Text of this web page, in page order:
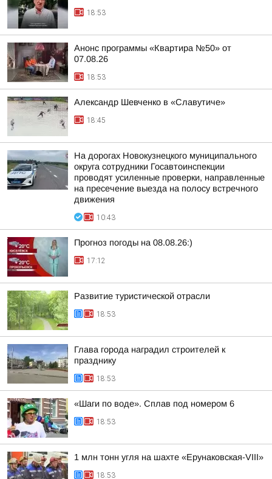
18:53
Анонс программы «Квартира №50» от
07.08.26
18:53
Александр Шевченко в «Славутиче»
18:45
На дорогах Новокузнецкого муниципального
округа сотрудники Госавтоинспекции
проводят усиленные проверки, направленные
на пресечение выезда на полосу встречного
движения
10:43
Прогноз погоды на 08.08.26:)
17:12
Развитие туристической отрасли
18:53
Глава города наградил строителей к
празднику
18:53
«Шаги по воде». Сплав под номером 6
18:53
1 млн тонн угля на шахте «Ерунаковская-VIII»
18:53